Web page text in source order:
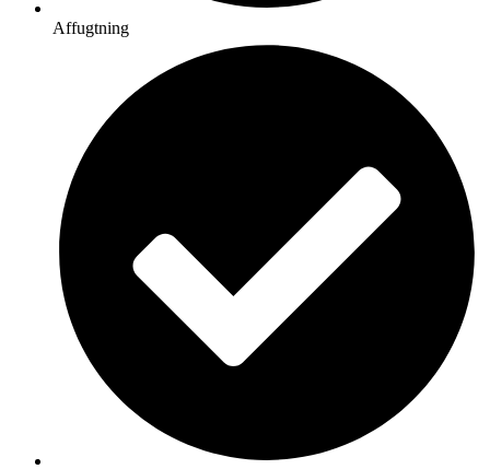
Affugtning